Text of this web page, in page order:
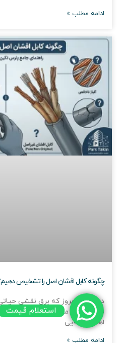
ادامه مطلب »
چگونه کابل افشان اصل را تشخیص
در دنیای امروز که برق نقشی
مختلف ایفا می‌کند، انتخاب
اهمیت بالایی
ادامه مطلب »
استعلام قیمت